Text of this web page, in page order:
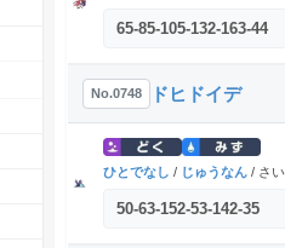
65-85-105-132-163-44
No.0748 ドヒドイデ
ひとでなし / じゅうなん / さ
50-63-152-53-142-35